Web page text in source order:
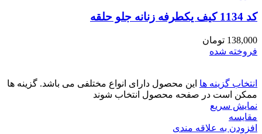
کد 1134 کیف یکطرفه زنانه جلو حلقه
138,000 تومان
فروخته شده
انتخاب گزینه ها این محصول دارای انواع مختلفی می باشد. گزینه ها
ممکن است در صفحه محصول انتخاب شوند
نمایش سریع
مقايسه
افزودن به علاقه مندی